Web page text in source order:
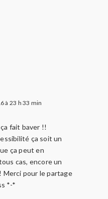
à 23 h 33 min
fait baver !!
ça soit un
ça peut en
cas, encore un
Merci pour le partage
*-*